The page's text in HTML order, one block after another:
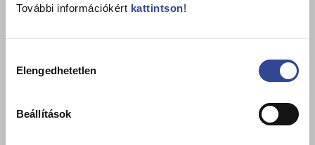
További információkért kattintson!
kiválasztása
Elengedhetetlen
Beállítások